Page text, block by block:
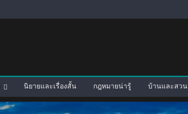
นิยายและเรื่องสั้น กฎหมายน่ารู้ บ้านและสวน